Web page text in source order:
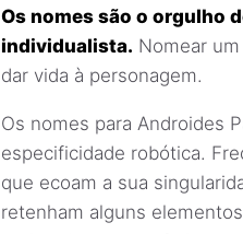
Os nomes são o orgulho
individualista. Nomear
dar vida à personagem.
Os nomes para Androides
especificidade robótica.
que ecoam a sua
retenham alguns